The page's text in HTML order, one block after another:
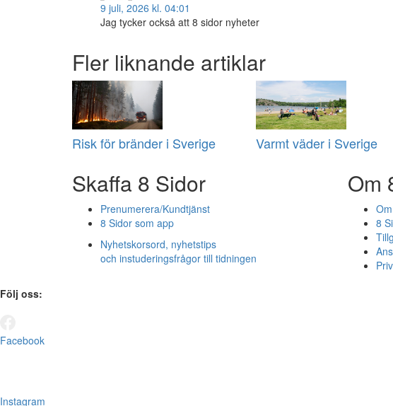
9 juli, 2026 kl. 04:01
Jag tycker också att 8 sidor nyheter
Fler liknande artiklar
Risk för bränder i Sverige Varmt väder i Sverige
Skaffa 8 Sidor
Prenumerera/Kundtjänst
8 Sidor som app
Nyhetskorsord, nyhetstips
och instuderingsfrågor till tidningen
Om
8
Följ oss:
Facebook
Instagram